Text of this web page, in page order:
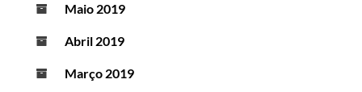
Maio 2019
Abril 2019
Março 2019